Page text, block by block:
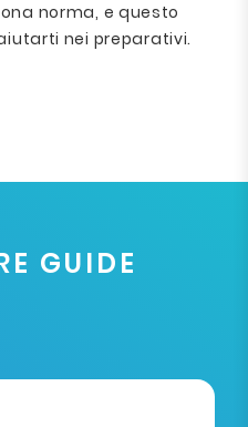
norma, e questo
nei preparativi.
GUIDE